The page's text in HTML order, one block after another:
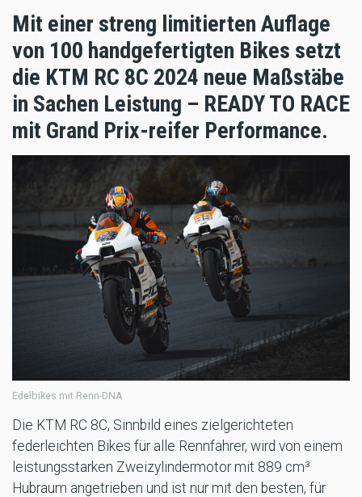
Mit einer streng limitierten Auflage
von 100 handgefertigten Bikes setzt
die KTM RC 8C 2024 neue Maßstäbe
in Sachen Leistung – READY TO RACE
mit Grand Prix-reifer Performance.
Edelbikes mit Renn-DNA
Die KTM RC 8C, Sinnbild eines zielgerichteten
federleichten Bikes für alle Rennfahrer, wird von einem
leistungsstarken Zweizylindermotor mit 889 cm³
Hubraum angetrieben und ist nur mit den besten, für